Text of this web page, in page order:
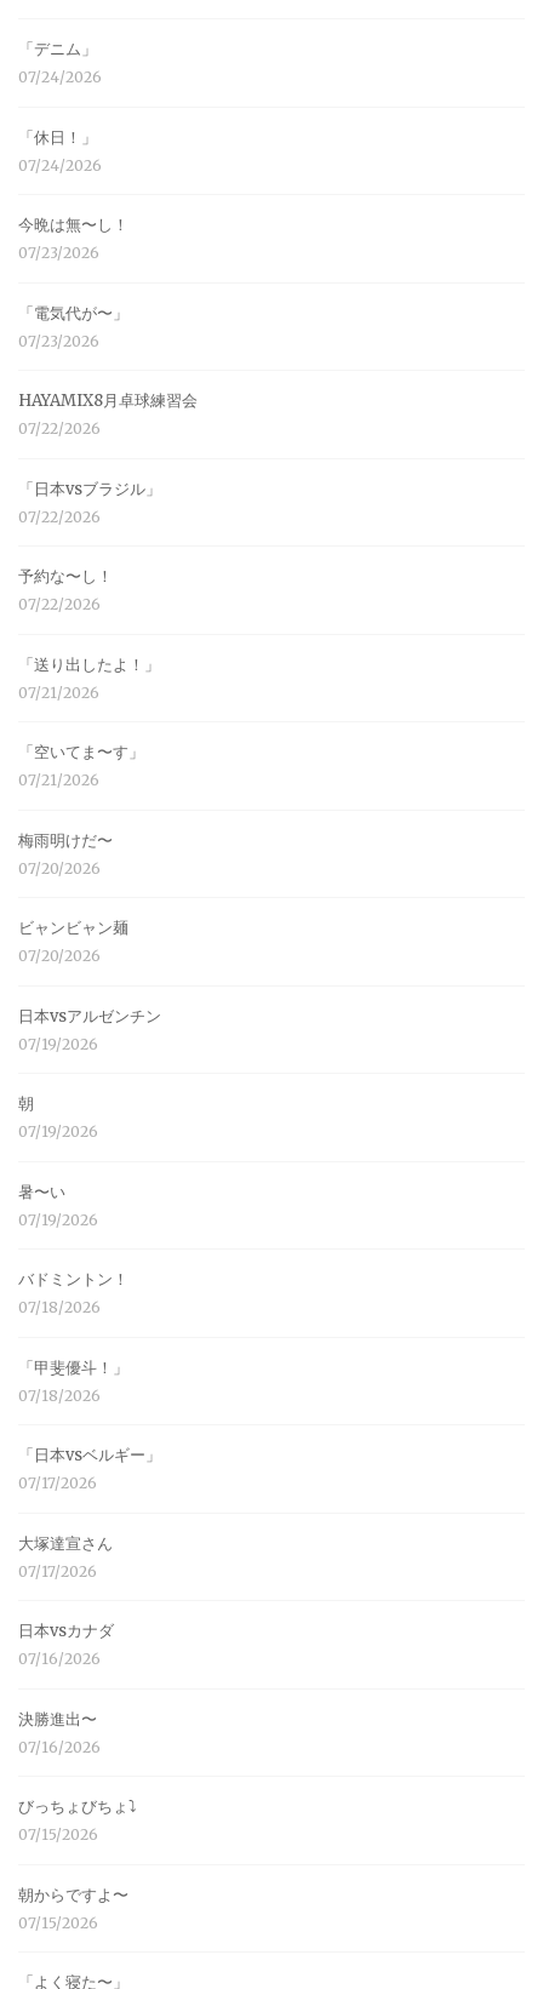
「デニム」
07/24/2026
「休日！」
07/24/2026
今晩は無〜し！
07/23/2026
「電気代が〜」
07/23/2026
HAYAMIX8月卓球練習会
07/22/2026
「日本vsブラジル」
07/22/2026
予約な〜し！
07/22/2026
「送り出したよ！」
07/21/2026
「空いてま〜す」
07/21/2026
梅雨明けだ〜
07/20/2026
ビャンビャン麺
07/20/2026
日本vsアルゼンチン
07/19/2026
朝
07/19/2026
暑〜い
07/19/2026
バドミントン！
07/18/2026
「甲斐優斗！」
07/18/2026
「日本vsベルギー」
07/17/2026
大塚達宣さん
07/17/2026
日本vsカナダ
07/16/2026
決勝進出〜
07/16/2026
びっちょびちょ⤵︎
07/15/2026
朝からですよ〜
07/15/2026
「よく寝た〜」